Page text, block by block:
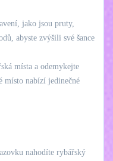
jako jsou pruty,
abyste zvýšili své šance
místa a odemykejte
místo nabízí jedinečné
nahodíte rybářský